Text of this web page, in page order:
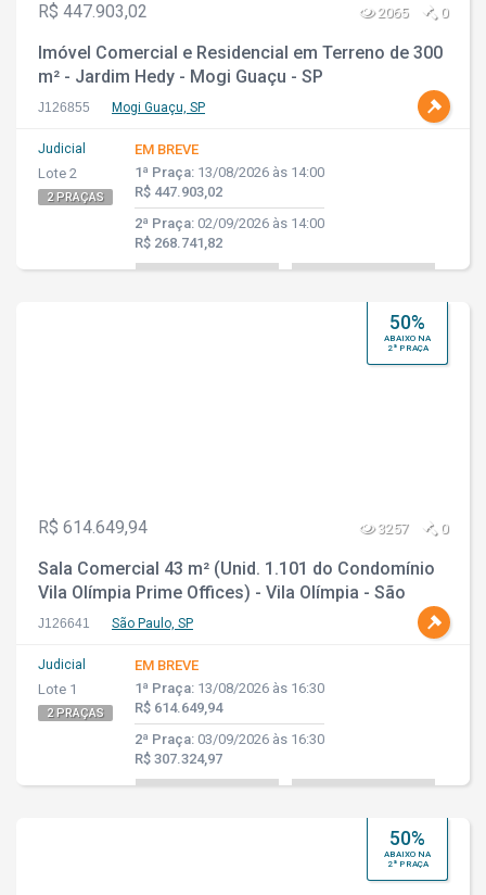
R$ 447.903,02 2065 0
Imóvel Comercial e Residencial em Terreno de 300
m² - Jardim Hedy - Mogi Guaçu - SP
J126855 Mogi Guaçu, SP
Judicial
Lote 2
2 PRAÇAS
EM BREVE
1ª Praça: 13/08/2026 às 14:00
R$ 447.903,02
2ª Praça: 02/09/2026 às 14:00
R$ 268.741,82
50%
ABAIXO NA
2ª PRAÇA
R$ 614.649,94 3257 0
Sala Comercial 43 m² (Unid. 1.101 do Condomínio
Vila Olímpia Prime Offices) - Vila Olímpia - São
Paulo - SP
J126641 São Paulo, SP
Judicial
Lote 1
2 PRAÇAS
EM BREVE
1ª Praça: 13/08/2026 às 16:30
R$ 614.649,94
2ª Praça: 03/09/2026 às 16:30
R$ 307.324,97
50%
ABAIXO NA
2ª PRAÇA